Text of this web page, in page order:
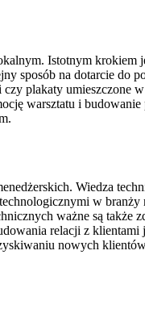
Istotnym krokiem
sposób na dotarcie
plakaty umieszczone
warsztatu i
Wiedza
w
ważne są także
relacji z
nowych